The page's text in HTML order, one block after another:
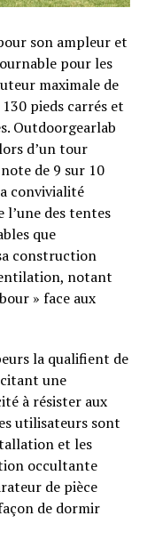
son ampleur et
pour les
maximale de
pieds carrés et
Outdoorgearlab
d’un tour
de 9 sur 10
convivialité
des tentes
que
construction
notant
» face aux
la qualifient de
une
à résister aux
utilisateurs sont
et les
occultante
de pièce
de dormir